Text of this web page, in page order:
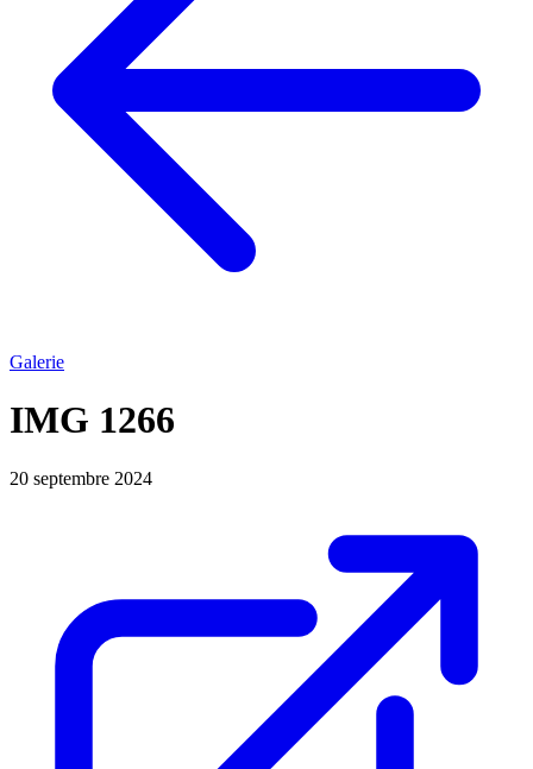
Galerie
IMG 1266
20 septembre 2024